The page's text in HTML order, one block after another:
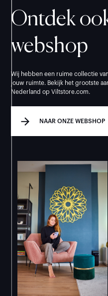
Ontdek
webshop
Wij hebben een ruime collectie
jouw ruimte. Bekijk het grootste
Nederland op Viltstore.com.
NAAR ONZE WEBSHOP